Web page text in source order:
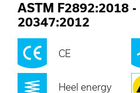
ASTM F2892:2018 -
20347:2012
CE
Heel energy